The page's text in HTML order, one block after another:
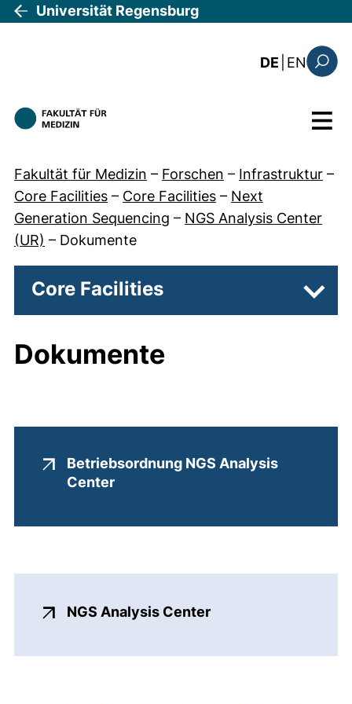
Direkt zum Inhalt
Universität Regensburg
DE EN: the
Menü
Fakultät für Medizin – Forschen – Infrastruktur –
Core Facilities – Core Facilities – Next
Generation Sequencing – NGS Analysis Center
(UR) – Dokumente
Core Facilities
Dokumente
Betriebsordnung NGS Analysis
Center
NGS Analysis Center(externer Link,